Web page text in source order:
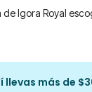
Igora Royal
llevas más de